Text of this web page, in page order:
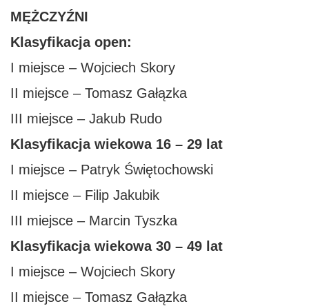
MĘŻCZYŹNI
Klasyfikacja open:
I miejsce – Wojciech Skory
II miejsce – Tomasz Gałązka
III miejsce – Jakub Rudo
Klasyfikacja wiekowa 16 – 29 lat
I miejsce – Patryk Świętochowski
II miejsce – Filip Jakubik
III miejsce – Marcin Tyszka
Klasyfikacja wiekowa 30 – 49 lat
I miejsce – Wojciech Skory
II miejsce – Tomasz Gałązka